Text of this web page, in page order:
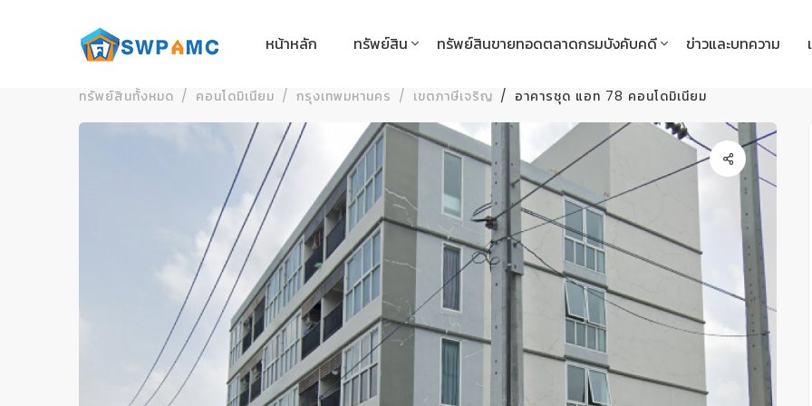
หน้าหลัก ทรัพย์สิน ทรัพย์สินขายทอดตลาดกรมบังคับคดี ข่าวและบทความ
ทรัพย์สินทั้งหมด คอนโดมิเนียม กรุงเทพมหานคร เขตภาษีเจริญ อาคารชุด แอท 78 คอนโดมิเนียม